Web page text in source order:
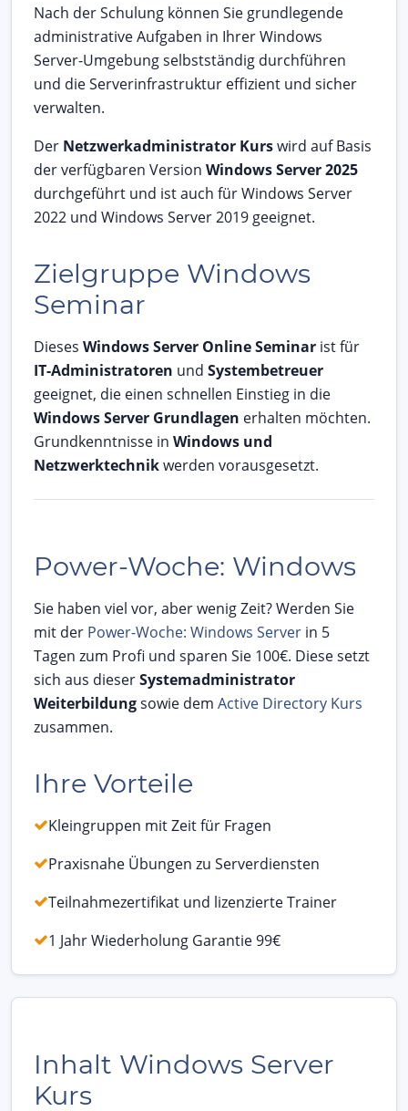
Nach der Schulung können Sie grundlegende
administrative Aufgaben in Ihrer Windows
Server-Umgebung selbstständig durchführen
und die Serverinfrastruktur effizient und sicher
verwalten.
Der Netzwerkadministrator Kurswird auf Basis
der verfügbaren Version Windows Server 2025
durchgeführt und ist auch für Windows Server
2022 und Windows Server 2019 geeignet.
Zielgruppe Windows
Seminar
Dieses Windows Server Online Seminar ist für
IT-Administratoren und Systembetreuer
geeignet, die einen schnellen Einstieg in die
Windows Server Grundlagen erhalten möchten.
Grundkenntnisse in Windows und
Netzwerktechnikwerden vorausgesetzt.
Power-Woche: Windows
Sie haben viel vor, aber wenig Zeit? Werden Sie
mit der Power-Woche: Windows Server in 5
Tagen zum Profi und sparen Sie 100€. Diese setzt
sich aus dieserSystemadministrator
Weiterbildungsowie dem Active Directory Kurs
zusammen.
Ihre Vorteile
Kleingruppen mit Zeit für Fragen
Praxisnahe Übungen zu Serverdiensten
Teilnahmezertifikat und lizenzierte Trainer
1 Jahr Wiederholung Garantie 99€
Inhalt Windows Server
Kurs